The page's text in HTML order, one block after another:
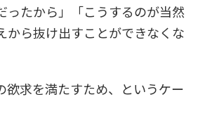
ったから」「こうするのが当然
から抜け出すことができなくな
欲求を満たすため、というケー